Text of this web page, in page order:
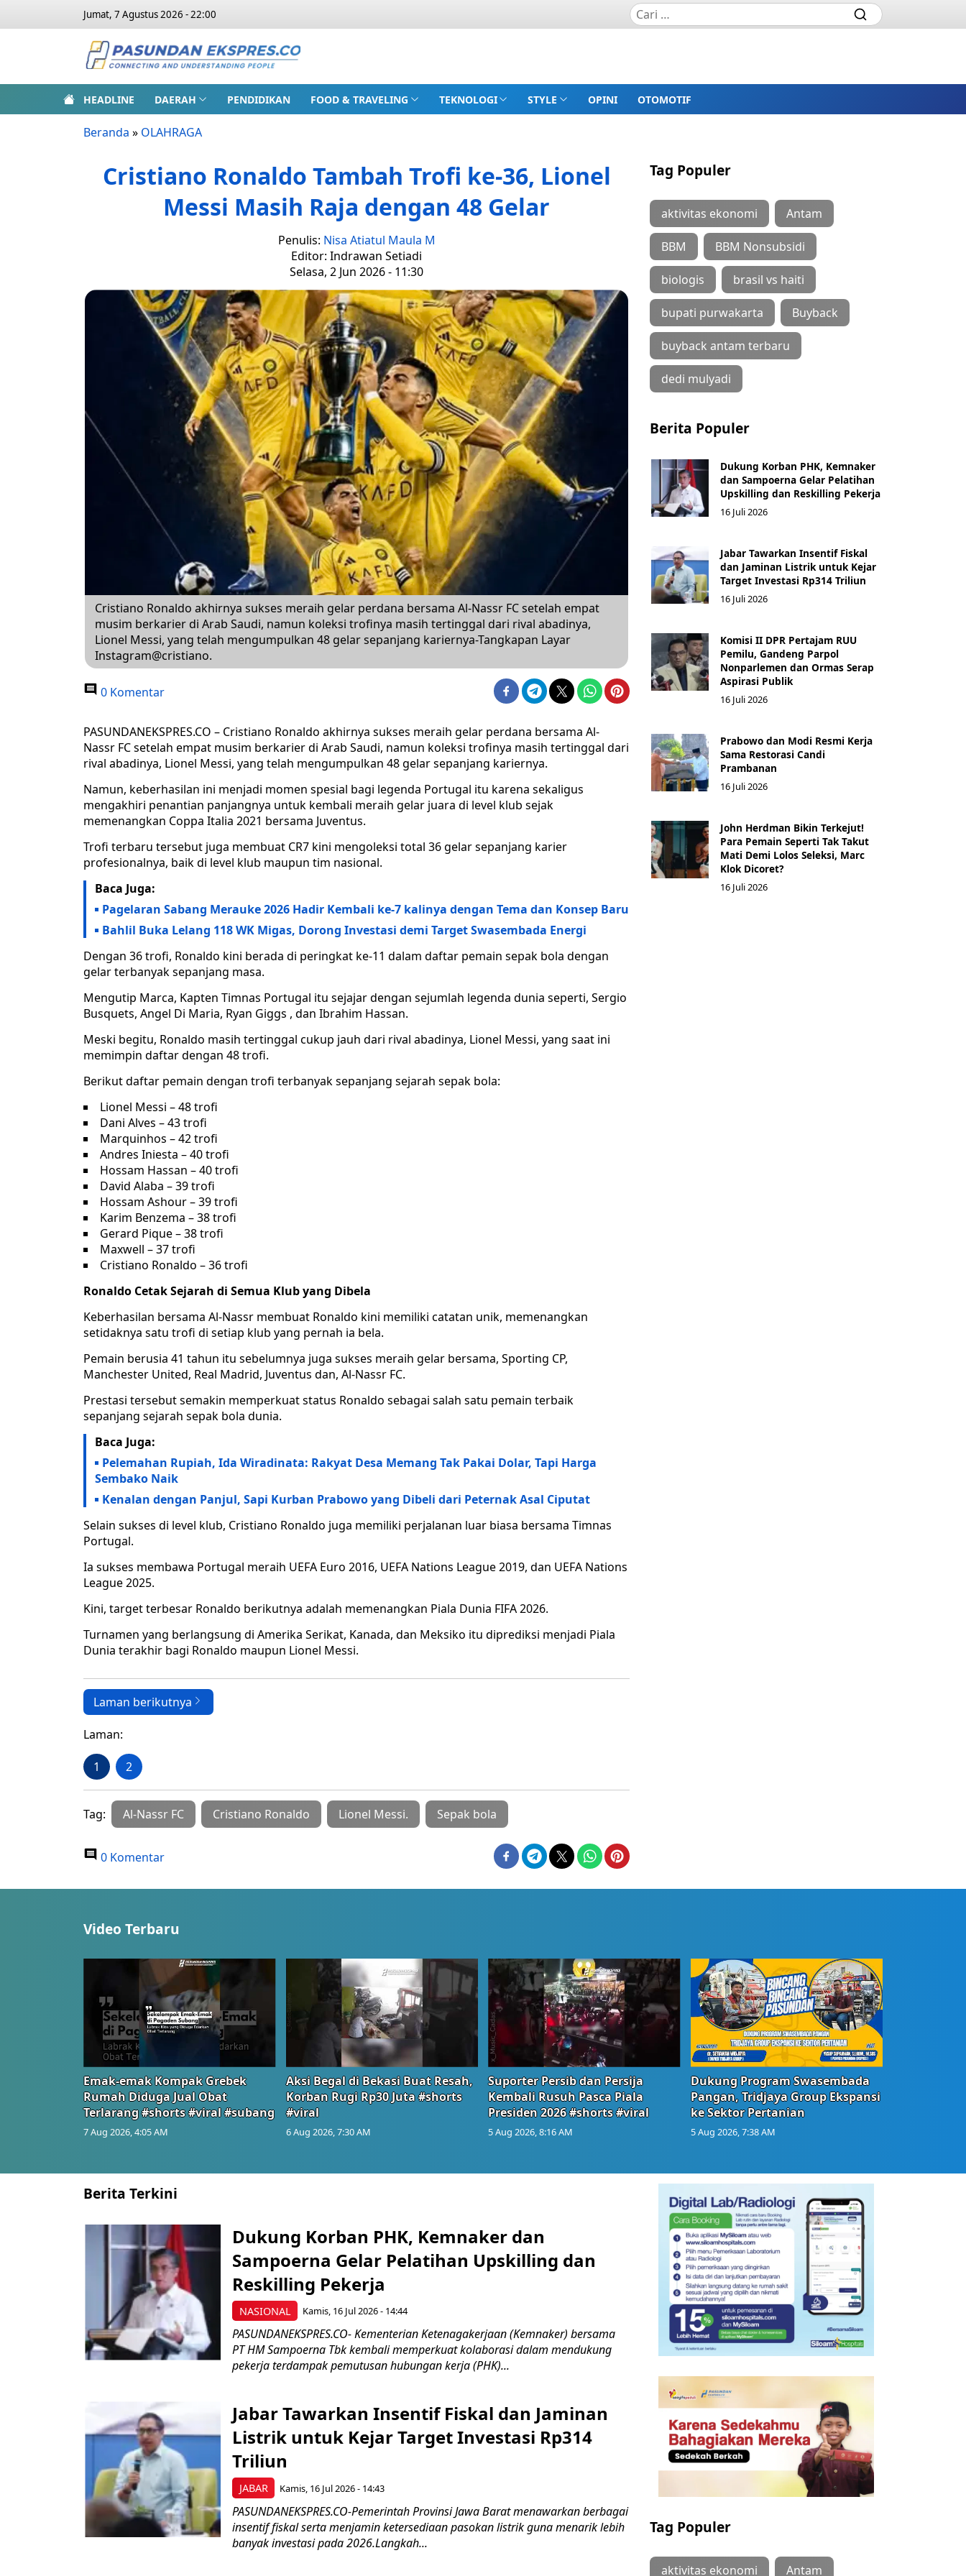
Jumat, 7 Agustus 2026 - 22:00
HEADLINE DAERAH PENDIDIKAN FOOD & TRAVELING TEKNOLOGI STYLE OPINI OTOMOTIF
Beranda » OLAHRAGA
Cristiano Ronaldo Tambah Trofi ke-36, Lionel
Messi Masih Raja dengan 48 Gelar
Penulis: Nisa Atiatul Maula M
Editor: Indrawan Setiadi
Selasa, 2 Jun 2026 - 11:30
Cristiano Ronaldo akhirnya sukses meraih gelar perdana bersama Al-Nassr FC setelah empat
musim berkarier di Arab Saudi, namun koleksi trofinya masih tertinggal dari rival abadinya,
Lionel Messi, yang telah mengumpulkan 48 gelar sepanjang kariernya-Tangkapan Layar
Instagram@cristiano.
0 Komentar
PASUNDANEKSPRES.CO – Cristiano Ronaldo akhirnya sukses meraih gelar perdana bersama Al-
Nassr FC setelah empat musim berkarier di Arab Saudi, namun koleksi trofinya masih tertinggal dari
rival abadinya, Lionel Messi, yang telah mengumpulkan 48 gelar sepanjang kariernya.
Namun, keberhasilan ini menjadi momen spesial bagi legenda Portugal itu karena sekaligus
mengakhiri penantian panjangnya untuk kembali meraih gelar juara di level klub sejak
memenangkan Coppa Italia 2021 bersama Juventus.
Trofi terbaru tersebut juga membuat CR7 kini mengoleksi total 36 gelar sepanjang karier
profesionalnya, baik di level klub maupun tim nasional.
Baca Juga:
Pagelaran Sabang Merauke 2026 Hadir Kembali ke-7 kalinya dengan Tema dan Konsep Baru
Bahlil Buka Lelang 118 WK Migas, Dorong Investasi demi Target Swasembada Energi
Dengan 36 trofi, Ronaldo kini berada di peringkat ke-11 dalam daftar pemain sepak bola dengan
gelar terbanyak sepanjang masa.
Mengutip Marca, Kapten Timnas Portugal itu sejajar dengan sejumlah legenda dunia seperti, Sergio
Busquets, Angel Di Maria, Ryan Giggs , dan Ibrahim Hassan.
Meski begitu, Ronaldo masih tertinggal cukup jauh dari rival abadinya, Lionel Messi, yang saat ini
memimpin daftar dengan 48 trofi.
Berikut daftar pemain dengan trofi terbanyak sepanjang sejarah sepak bola:
Lionel Messi – 48 trofi
Dani Alves – 43 trofi
Marquinhos – 42 trofi
Andres Iniesta – 40 trofi
Hossam Hassan – 40 trofi
David Alaba – 39 trofi
Hossam Ashour – 39 trofi
Karim Benzema – 38 trofi
Gerard Pique – 38 trofi
Maxwell – 37 trofi
Cristiano Ronaldo – 36 trofi
Ronaldo Cetak Sejarah di Semua Klub yang Dibela
Keberhasilan bersama Al-Nassr membuat Ronaldo kini memiliki catatan unik, memenangkan
setidaknya satu trofi di setiap klub yang pernah ia bela.
Pemain berusia 41 tahun itu sebelumnya juga sukses meraih gelar bersama, Sporting CP,
Manchester United, Real Madrid, Juventus dan, Al-Nassr FC.
Prestasi tersebut semakin memperkuat status Ronaldo sebagai salah satu pemain terbaik
sepanjang sejarah sepak bola dunia.
Baca Juga:
Pelemahan Rupiah, Ida Wiradinata: Rakyat Desa Memang Tak Pakai Dolar, Tapi Harga
Sembako Naik
Kenalan dengan Panjul, Sapi Kurban Prabowo yang Dibeli dari Peternak Asal Ciputat
Selain sukses di level klub, Cristiano Ronaldo juga memiliki perjalanan luar biasa bersama Timnas
Portugal.
Ia sukses membawa Portugal meraih UEFA Euro 2016, UEFA Nations League 2019, dan UEFA Nations
League 2025.
Kini, target terbesar Ronaldo berikutnya adalah memenangkan Piala Dunia FIFA 2026.
Turnamen yang berlangsung di Amerika Serikat, Kanada, dan Meksiko itu diprediksi menjadi Piala
Dunia terakhir bagi Ronaldo maupun Lionel Messi.
Laman berikutnya
Laman:
1 2
Tag: Al-Nassr FC Cristiano Ronaldo Lionel Messi. Sepak bola
0 Komentar
Tag Populer
aktivitas ekonomi Antam
BBM BBM Nonsubsidi
biologis brasil vs haiti
bupati purwakarta Buyback
buyback antam terbaru
dedi mulyadi
Berita Populer
Dukung Korban PHK, Kemnaker
dan Sampoerna Gelar Pelatihan
Upskilling dan Reskilling Pekerja
16 Juli 2026
Jabar Tawarkan Insentif Fiskal
dan Jaminan Listrik untuk Kejar
Target Investasi Rp314 Triliun
16 Juli 2026
Komisi II DPR Pertajam RUU
Pemilu, Gandeng Parpol
Nonparlemen dan Ormas Serap
Aspirasi Publik
16 Juli 2026
Prabowo dan Modi Resmi Kerja
Sama Restorasi Candi
Prambanan
16 Juli 2026
John Herdman Bikin Terkejut!
Para Pemain Seperti Tak Takut
Mati Demi Lolos Seleksi, Marc
Klok Dicoret?
16 Juli 2026
Video Terbaru
Emak-emak Kompak Grebek
Rumah Diduga Jual Obat
Terlarang #shorts #viral #subang
7 Aug 2026, 4:05 AM
Aksi Begal di Bekasi Buat Resah,
Korban Rugi Rp30 Juta #shorts
#viral
6 Aug 2026, 7:30 AM
Suporter Persib dan Persija
Kembali Rusuh Pasca Piala
Presiden 2026 #shorts #viral
5 Aug 2026, 8:16 AM
Dukung Program Swasembada
Pangan, Tridjaya Group Ekspansi
ke Sektor Pertanian
5 Aug 2026, 7:38 AM
Berita Terkini
NASIONAL
Dukung Korban PHK, Kemnaker dan
Sampoerna Gelar Pelatihan Upskilling dan
Reskilling Pekerja
Kamis, 16 Jul 2026 - 14:44
PASUNDANEKSPRES.CO- Kementerian Ketenagakerjaan (Kemnaker) bersama
PT HM Sampoerna Tbk kembali memperkuat kolaborasi dalam mendukung
pekerja terdampak pemutusan hubungan kerja (PHK)...
JABAR
Jabar Tawarkan Insentif Fiskal dan Jaminan
Listrik untuk Kejar Target Investasi Rp314
Triliun
Kamis, 16 Jul 2026 - 14:43
PASUNDANEKSPRES.CO-Pemerintah Provinsi Jawa Barat menawarkan berbagai
insentif fiskal serta menjamin ketersediaan pasokan listrik guna menarik lebih
banyak investasi pada 2026.Langkah...
Tag Populer
aktivitas ekonomi Antam